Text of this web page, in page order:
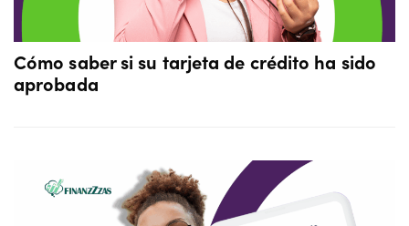
Cómo saber si su tarjeta de crédito ha sido
aprobada